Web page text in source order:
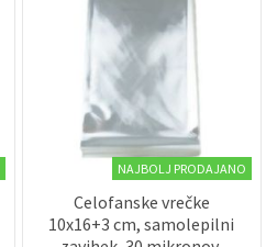
NAJBOLJ PRODAJANO
Celofanske vrečke
10x16+3 cm, samolepilni